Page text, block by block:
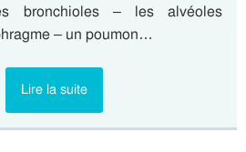
bronchioles – les alvéoles
– un poumon…
Lire la suite